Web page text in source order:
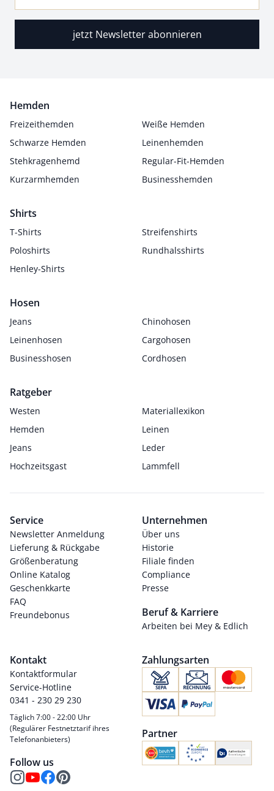
jetzt Newsletter abonnieren
Hemden
Freizeithemden
Weiße Hemden
Schwarze Hemden
Leinenhemden
Stehkragenhemd
Regular-Fit-Hemden
Kurzarmhemden
Businesshemden
Shirts
T-Shirts
Streifenshirts
Poloshirts
Rundhalsshirts
Henley-Shirts
Hosen
Jeans
Chinohosen
Leinenhosen
Cargohosen
Businesshosen
Cordhosen
Ratgeber
Westen
Materiallexikon
Hemden
Leinen
Jeans
Leder
Hochzeitsgast
Lammfell
Service
Newsletter Anmeldung
Lieferung & Rückgabe
Größenberatung
Online Katalog
Geschenkkarte
FAQ
Freundebonus
Unternehmen
Über uns
Historie
Filiale finden
Compliance
Presse
Beruf & Karriere
Arbeiten bei Mey & Edlich
Kontakt
Kontaktformular
Service-Hotline
0341 - 230 29 230
Täglich 7:00 - 22:00 Uhr
(Regulärer Festnetztarif ihres
Telefonanbieters)
Follow us
Zahlungsarten
Partner